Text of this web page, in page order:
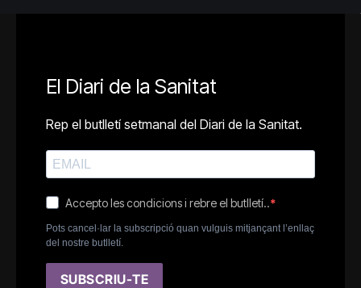
El Diari de la Sanitat
Rep el butlletí setmanal del Diari de la Sanitat.
Accepto les condicions i rebre el butlletí..
Pots cancel·lar la subscripció quan vulguis mitjançant l’enllaç
del nostre butlletí.
SUBSCRIU-TE